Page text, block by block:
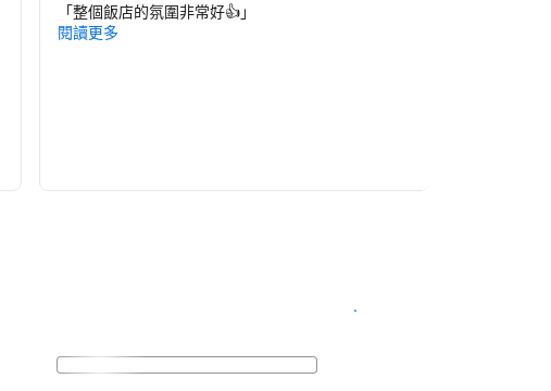
「整個飯店的氛圍非常好👍」
閱讀更多
查看客房供應情況